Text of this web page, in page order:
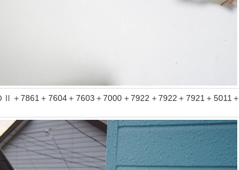
＋7861＋7604＋7603＋7000＋7922＋7922＋7921＋5011＋